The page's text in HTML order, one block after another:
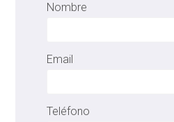
Nombre
Email
Teléfono